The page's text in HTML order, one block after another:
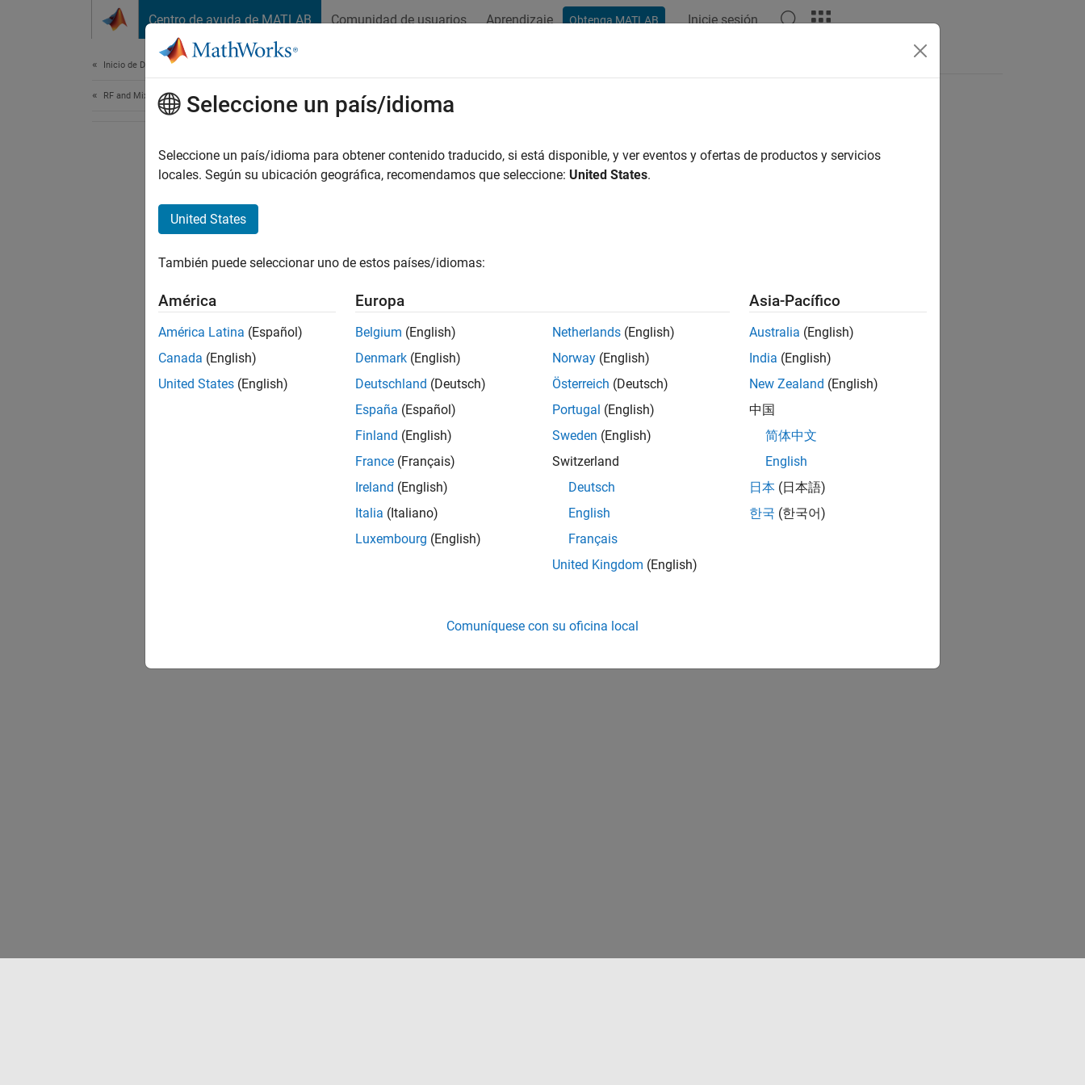
Centro de ayuda de MATLAB Comunidad de usuarios Aprendizaje Obtenga MATLAB Inicie sesión
Inicio de Documentación
RF and Mixed Signal
How useful was this information?
Seleccione un país/idioma
Seleccione un país/idioma para obtener contenido traducido, si está disponible, y ver eventos y ofertas de productos y servicios
locales. Según su ubicación geográfica, recomendamos que seleccione: United States.
United States
También puede seleccionar uno de estos países/idiomas:
América
América Latina (Español)
Canada (English)
United States (English)
Europa
Belgium (English)
Denmark (English)
Deutschland (Deutsch)
España (Español)
Finland (English)
France (Français)
Ireland (English)
Italia (Italiano)
Luxembourg (English)
Netherlands (English)
Norway (English)
Österreich (Deutsch)
Portugal (English)
Sweden (English)
Switzerland
Deutsch
English
Français
United Kingdom (English)
Asia-Pacífico
Australia (English)
India (English)
New Zealand (English)
中国
简体中文
English
日本 (日本語)
한국 (한국어)
Comuníquese con su oficina local